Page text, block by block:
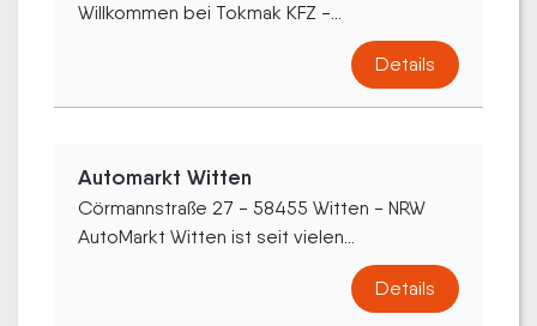
Willkommen bei Tokmak KFZ -...
Details
Automarkt Witten
Cörmannstraße 27 - 58455 Witten - NRW
AutoMarkt Witten ist seit vielen...
Details